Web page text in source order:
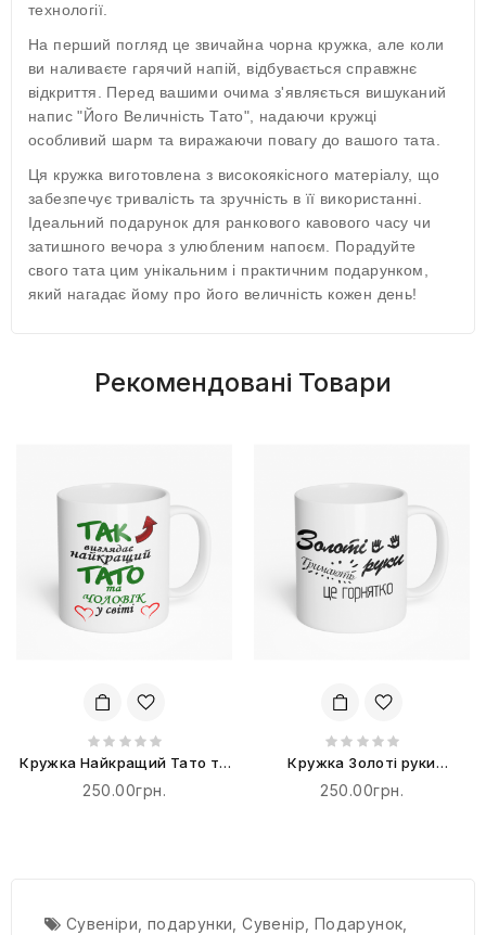
технології.
На перший погляд це звичайна чорна кружка, але коли
ви наливаєте гарячий напій, відбувається справжнє
відкриття. Перед вашими очима з'являється вишуканий
напис "Його Величність Тато", надаючи кружці
особливий шарм та виражаючи повагу до вашого тата.
Ця кружка виготовлена з високоякісного матеріалу, що
забезпечує тривалість та зручність в її використанні.
Ідеальний подарунок для ранкового кавового часу чи
затишного вечора з улюбленим напоєм. Порадуйте
свого тата цим унікальним і практичним подарунком,
який нагадає йому про його величність кожен день!
Рекомендовані Товари
Кружка Найкращий Тато та
Чоловік
250.00грн.
Кружка Золоті руки
тримають це горнятко
250.00грн.
Сувеніри, подарунки,Сувенір, Подарунок,